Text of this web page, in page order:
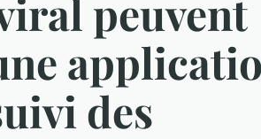
peuvent
des